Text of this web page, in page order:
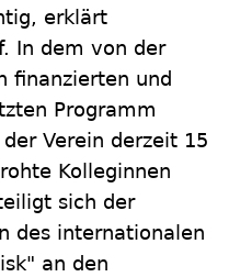
erklärt
In dem von der
finanzierten und
Programm
Verein derzeit 15
Kolleginnen
sich der
des internationalen
an den